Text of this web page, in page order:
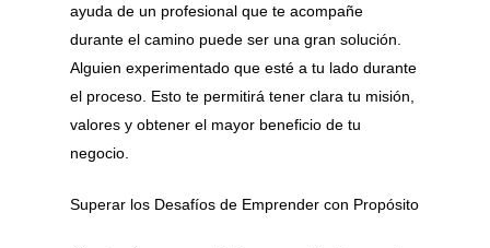
ayuda de un profesional que te acompañe
durante el camino puede ser una gran solución.
Alguien experimentado que esté a tu lado durante
el proceso. Esto te permitirá tener clara tu misión,
valores y obtener el mayor beneficio de tu
negocio.
Superar los Desafíos de Emprender con Propósito